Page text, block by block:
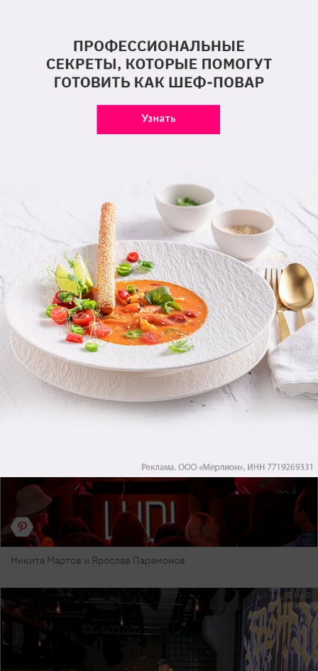
девушка постоянно присылает ей подобные
подарки по почте, но именно в этот день они
впервые встретились. И Мари, и поклонница
были рады этому долгожданному личному
продолжается. Каждую пятницу известные и
популярные исполнители будут петь и танцевать
вместе со зрителями до самого утра. Уже в эту
пятницу, 22 июля, зажигательными
выступлениями публику порадуют Дима Билан,
группа «Пицца», Севиль, солистка группы
Artik&Asti, и Konfuz.
Никита Мартов и Ярослав Парамонов
2 из 5